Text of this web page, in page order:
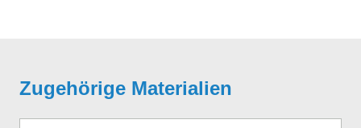
Zugehörige Materialien